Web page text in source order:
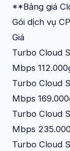
**Bảng giá
Gói dịch vụ
Giá
Turbo Cloud
Mbps
Turbo Cloud
Mbps
Turbo Cloud
Mbps
Turbo Cloud